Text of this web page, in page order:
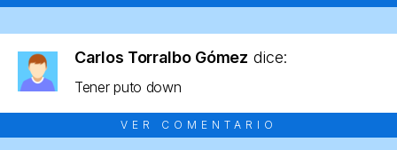
Carlos Torralbo Gómez dice:
Tener puto down
VER COMENTARIO